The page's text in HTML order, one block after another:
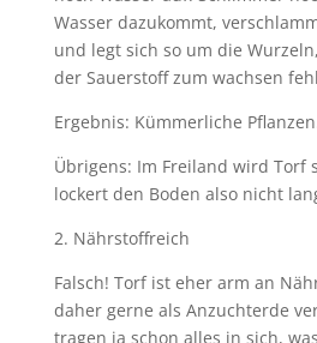
Wasser dazukommt,
und legt sich so um die
der Sauerstoff zum wachsen
Ergebnis: Kümmerliche
Übrigens: Im Freiland wird Torf
lockert den Boden also nicht
2. Nährstoffreich
Falsch! Torf ist eher arm an
daher gerne als Anzuchterde
tragen ja schon alles in sich,